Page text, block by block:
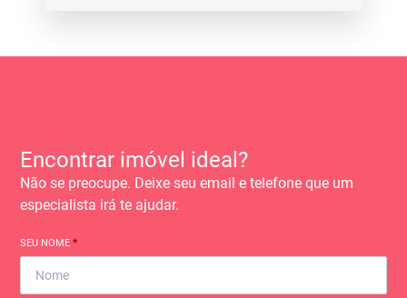
Encontrar imóvel ideal?
Não se preocupe. Deixe seu email e telefone que um
especialista irá te ajudar.
SEU NOME*